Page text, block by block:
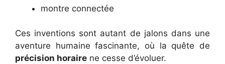
montre connectée
Ces inventions sont autant de jalons dans une
aventure humaine fascinante, où la quête de
précision horaire ne cesse d’évoluer.